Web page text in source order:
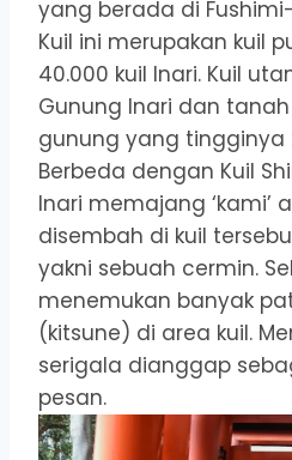
yang berada di
Kuil ini merupakan kuil
40.000 kuil Inari. Kuil
Gunung Inari dan
gunung yang tingginya
Berbeda dengan Kuil
Inari memajang ‘kami’
disembah di kuil
yakni sebuah cermin.
menemukan banyak
(kitsune) di area kuil.
serigala dianggap
pesan.